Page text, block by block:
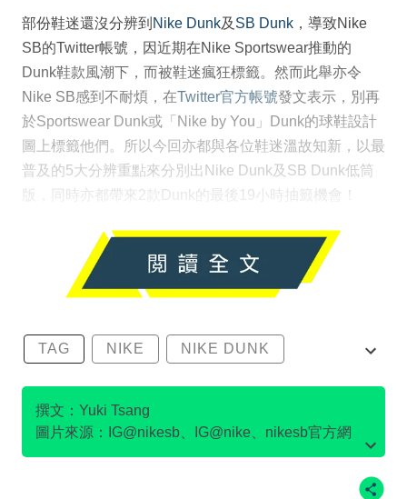
部份鞋迷還沒分辨到 Nike Dunk及 SB Dunk ，導致Nike
SB的Twitter帳號，因近期在Nike Sportswear推動的
Dunk鞋款風潮下，而被鞋迷瘋狂標籤。然而此舉亦令
Nike SB感到不耐煩，在Twitter官方帳號發文表示，別再
於Sportswear Dunk或「Nike by You」Dunk的球鞋設計
圖上標籤他們。所以今回亦都與各位鞋迷溫故知新，以最
普及的5大分辨重點來分別出Nike Dunk及SB Dunk低筒
版，同時亦都帶來2款Dunk的最後19小時抽籤機會！
TAG NIKE NIKE DUNK
SB DUNK
撰文：Yuki Tsang
圖片來源：IG@nikesb、IG@nike、nikesb官方網
站、Twitter@nikesb截圖、nike官方網站、